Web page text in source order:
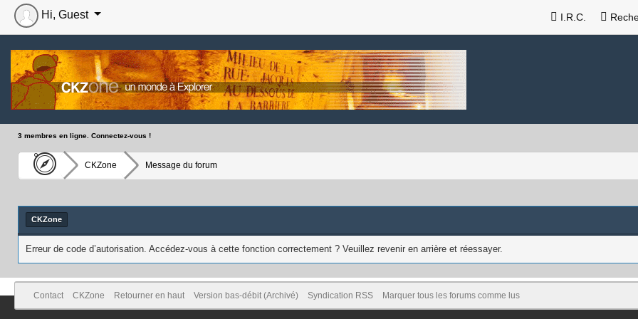
I.R.C.
Hi, Guest
3 membres en ligne. Connectez-vous !
CKZone Message du forum
CKZone
Erreur de code d’autorisation. Accédez-vous à cette fonction correctement ? Veuillez revenir en arrière et réessayer.
Contact CKZone Retourner en haut Version bas-débit (Archivé) Syndication RSS Marquer tous les forums comme lus